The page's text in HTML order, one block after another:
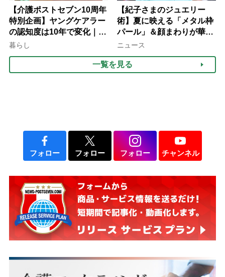
【介護ポストセブン10周年
特別企画】ヤングケアラー
の認知度は10年で変化｜流
行語大賞にノミネート、法
暮らし
【紀子さまのジュエリー
術】夏に映える「メタル枠
パール」＆顔まわりが華や
ぐ「揺れる一粒」の使い分
ニュース
一覧を見る
フォロー フォロー フォロー チャンネル